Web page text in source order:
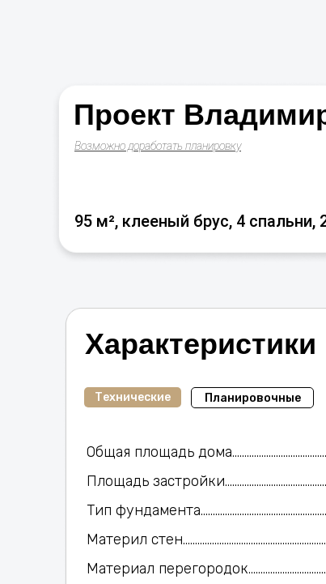
Проект
Возможно доработать планировку
95 м², клееный брус, 4 спальни,
Планировочные
Технические
Характеристики
Общая площадь
Площадь
Тип
Материл
Материал